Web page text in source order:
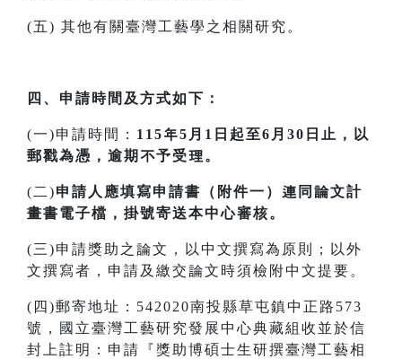
(五) 其他有關臺灣工藝學之相關研究。
四、申請時間及方式如下：
(一)申請時間： 115年5月1日起至6月30日止，以
郵戳為憑，逾期不予受理。
(二)申請人應填寫申請書（附件一）連同論文計
畫書電子檔，掛號寄送本中心審核。
(三)申請獎助之論文，以中文撰寫為原則；以外
文撰寫者，申請及繳交論文時須檢附中文提要。
(四)郵寄地址：542020南投縣草屯鎮中正路573
號，國立臺灣工藝研究發展中心典藏組收並於信
封上註明：申請『獎助博碩士生研撰臺灣工藝相